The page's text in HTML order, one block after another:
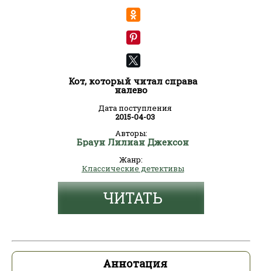
Кот, который читал справа
налево
Дата поступления
2015-04-03
Авторы:
Браун Лилиан Джексон
Жанр:
Классические детективы
ЧИТАТЬ
Аннотация